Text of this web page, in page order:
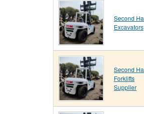
Second
Excavators
Second
Forklifts
Supplier